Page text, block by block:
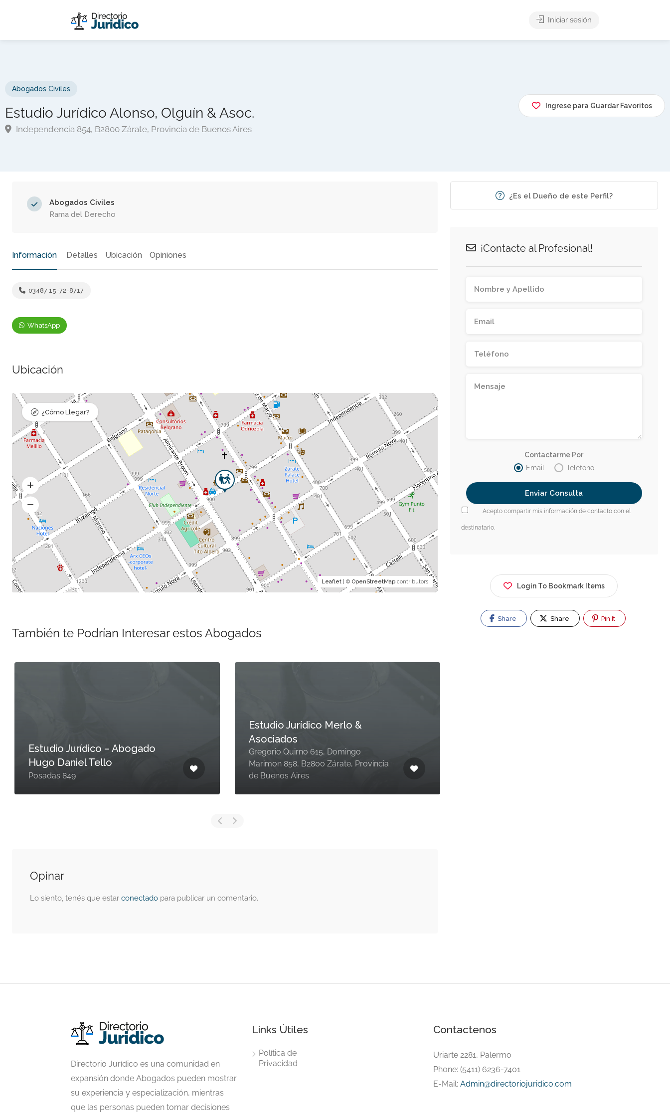
Iniciar sesión
Abogados Civiles
Estudio Jurídico Alonso, Olguín & Asoc.
Independencia 854, B2800 Zárate, Provincia de Buenos Aires
Ingrese para Guardar Favoritos
Abogados Civiles
Rama del Derecho
Información Detalles Ubicación Opiniones
03487 15-72-8717
WhatsApp
Ubicación
Leaflet | ©OpenStreetMap contributors
¿Cómo Llegar?
También te Podrían Interesar estos Abogados
Estudio Jurídico – Abogado
Hugo Daniel Tello
Posadas 849
Estudio Jurídico Merlo &
Asociados
Gregorio Quirno 615, Domingo
Marimon 858, B2800 Zárate, Provincia
de Buenos Aires
Opinar
Lo siento, tenés que estarconectado para publicar un comentario.
¿Es el Dueño de este Perfil?
¡Contacte al Profesional!
Contactarme Por
Email
Teléfono
Acepto compartir mis información de contacto con el
destinatario.
Login To Bookmark Items
Share Share Pin It
Directorio Jurídico es una comunidad en
expansión donde Abogados pueden mostrar
su experiencia y especialización, mientras
que las personas pueden tomar decisiones
Links Útiles
Política de
Privacidad
Contactenos
Uriarte 2281, Palermo
Phone: (5411) 6236-7401
E-Mail: Admin@directoriojuridico.com